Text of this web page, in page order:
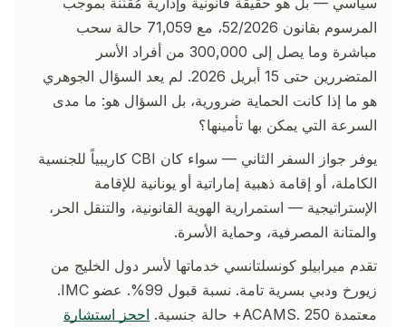
المرسوم بقانون 52/2026، مع 71,059 حالة سحب
مباشرة وما يصل إلى 300,000 من أفراد الأسر
المتضررين حتى 15 أبريل 2026. لم يعد السؤال الجوهري
هو ما إذا كانت الحماية ضرورية، بل السؤال هو: ما مدى
السرعة التي يمكن بها تأمينها؟
يوفر جواز السفر الثاني — سواء كان CBI كاريبياً للجنسية
الكاملة، أو إقامة ذهبية إماراتية أو يونانية للإقامة
الإستراتيجية — استمرارية الهوية القانونية، والتنقل الحر،
والمتانة المصرفية، وحماية الأسرة.
تقدم ميرابيلو كونسلتانسي خدماتها لأسر دول الخليج من
زيورخ ودبي بسرية تامة. نسبة قبول 99%. عضو IMC.
معتمدة ACAMS. 250+ حالة جنسية.
احجز استشارة